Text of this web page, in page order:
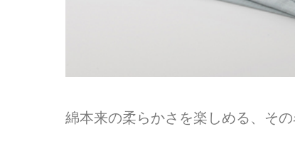
綿本来の柔らかさを楽しめる、そ